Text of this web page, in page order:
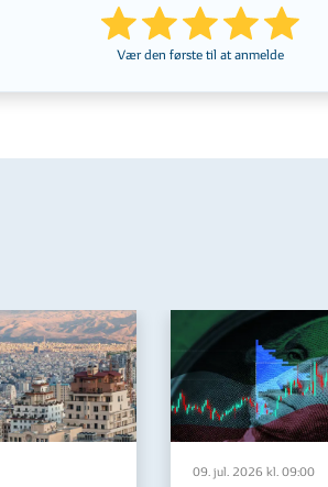
Vær den første til at anmelde
09. jul. 2026 kl. 09:00